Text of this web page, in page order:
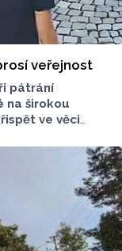
veřejnost
pátrání
na širokou
ve věci